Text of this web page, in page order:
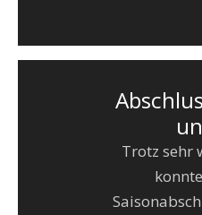
Trotz sehr